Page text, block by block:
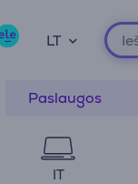
LT
Paslaugos
IT